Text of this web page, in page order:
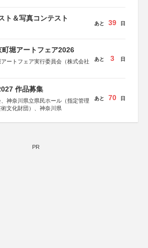
ト＆写真コンテスト
あと 39 日
堀アートフェア2026
ートフェア実行委員会（株式会社
あと 3 日
作品募集
神奈川県立県民ホール（指定管理
文化財団）、神奈川県
あと 70 日
PR